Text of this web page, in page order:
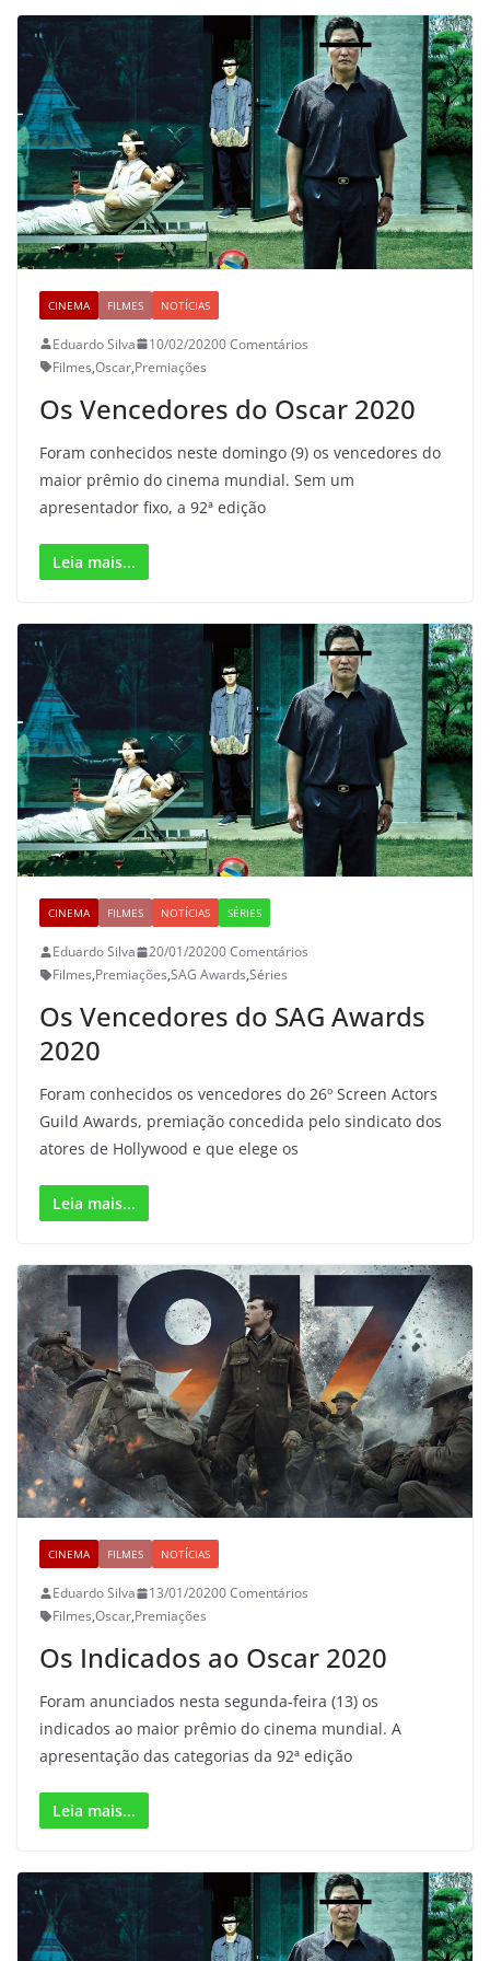
CINEMA FILMES NOTÍCIAS
Eduardo Silva 10/02/20200 Comentários
Filmes,Oscar,Premiações
Os Vencedores do Oscar 2020
Foram conhecidos neste domingo (9) os vencedores do
maior prêmio do cinema mundial. Sem um
apresentador fixo, a 92ª edição
Leia mais...
CINEMA FILMES NOTÍCIAS SÉRIES
Eduardo Silva 20/01/20200 Comentários
Filmes,Premiações,SAG Awards,Séries
Os Vencedores do SAG Awards
2020
Foram conhecidos os vencedores do 26º Screen Actors
Guild Awards, premiação concedida pelo sindicato dos
atores de Hollywood e que elege os
Leia mais...
CINEMA FILMES NOTÍCIAS
Eduardo Silva 13/01/20200 Comentários
Filmes,Oscar,Premiações
Os Indicados ao Oscar 2020
Foram anunciados nesta segunda-feira (13) os
indicados ao maior prêmio do cinema mundial. A
apresentação das categorias da 92ª edição
Leia mais...